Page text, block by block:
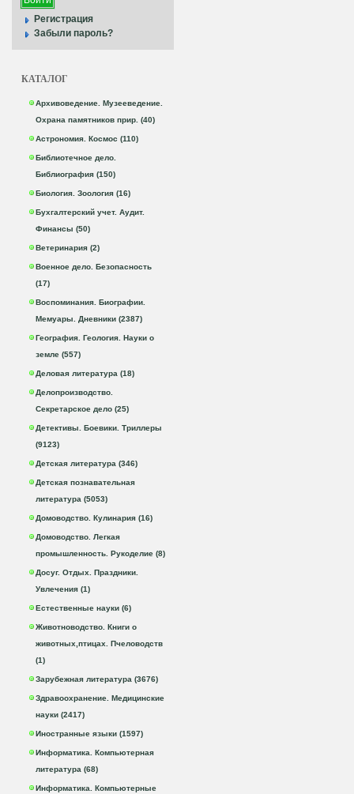
Регистрация
Забыли пароль?
КАТАЛОГ
Архивоведение. Музееведение.
Охрана памятников прир. (40)
Астрономия. Космос (110)
Библиотечное дело.
Библиография (150)
Биология. Зоология (16)
Бухгалтерский учет. Аудит.
Финансы (50)
Ветеринария (2)
Военное дело. Безопасность
(17)
Воспоминания. Биографии.
Мемуары. Дневники (2387)
География. Геология. Науки о
земле (557)
Деловая литература (18)
Делопроизводство.
Секретарское дело (25)
Детективы. Боевики. Триллеры
(9123)
Детская литература (346)
Детская познавательная
литература (5053)
Домоводство. Кулинария (16)
Домоводство. Легкая
промышленность. Рукоделие (8)
Досуг. Отдых. Праздники.
Увлечения (1)
Естественные науки (6)
Животноводство. Книги о
животных,птицах. Пчеловодств
(1)
Зарубежная литература (3676)
Здравоохранение. Медицинские
науки (2417)
Иностранные языки (1597)
Информатика. Компьютерная
литература (68)
Информатика. Компьютерные